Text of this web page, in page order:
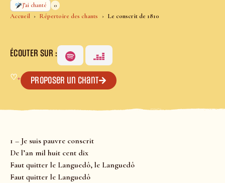
Accueil Répertoire des chants Le conscrit de 1810
J’ai chanté
0
ÉCOUTER SUR :
♡+ Proposer un chant
1 – Je suis pauvre conscrit
De l’an mil huit cent dix
Faut quitter le Languedô, le Languedô
Faut quitter le Languedô